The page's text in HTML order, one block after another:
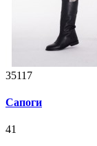
35117
Сапоги
41